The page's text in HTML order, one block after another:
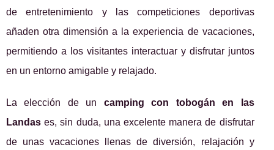
de entretenimiento y las competiciones deportivas
añaden otra dimensión a la experiencia de vacaciones,
permitiendo a los visitantes interactuar y disfrutar juntos
en un entorno amigable y relajado.
La elección de un camping con tobogán en las
Landas es, sin duda, una excelente manera de disfrutar
de unas vacaciones llenas de diversión, relajación y